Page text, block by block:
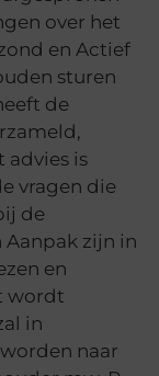
over het
en Actief
sturen
de
advies is
vragen die
de
Aanpak zijn in
en
wordt
in
naar